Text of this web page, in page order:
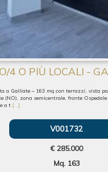
4 O PIÙ LOCALI -
a Galliate – 163 mq con terrazzi, vista
(NO), zona semicentrale, fronte
a t [...]
V001732
€ 285.000
Mq. 163